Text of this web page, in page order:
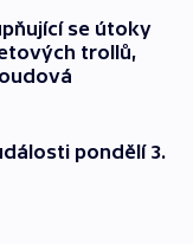
se útoky
trollů,
pondělí 3.